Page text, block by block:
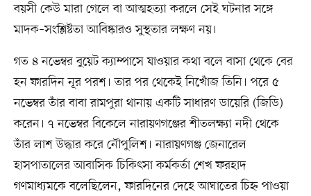
বয়সী কেউ মারা গেলে বা আত্মহত্যা করলে সেই ঘটনার সঙ্গে
মাদক–সংশ্লিষ্টতা আবিষ্কারও সুস্থতার লক্ষণ নয়।
গত ৪ নভেম্বর বুয়েট ক্যাম্পাসে যাওয়ার কথা বলে বাসা থেকে বের
হন ফারদিন নূর পরশ। তার পর থেকেই নিখোঁজ তিনি। পরে ৫
নভেম্বর তাঁর বাবা রামপুরা থানায় একটি সাধারণ ডায়েরি (জিডি)
করেন। ৭ নভেম্বর বিকেলে নারায়ণগঞ্জের শীতলক্ষ্যা নদী থেকে
তাঁর লাশ উদ্ধার করে নৌপুলিশ। নারায়ণগঞ্জ জেনারেল
হাসপাতালের আবাসিক চিকিৎসা কর্মকর্তা শেখ ফরহাদ
গণমাধ্যমকে বলেছিলেন, ফারদিনের দেহে আঘাতের চিহ্ন পাওয়া